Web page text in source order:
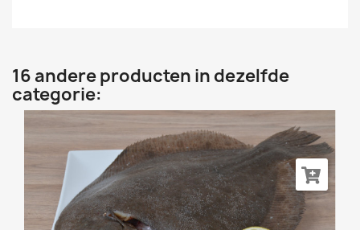
16 andere producten in dezelfde
categorie: